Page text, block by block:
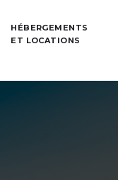
HÉBERGEMENTS
ET LOCATIONS